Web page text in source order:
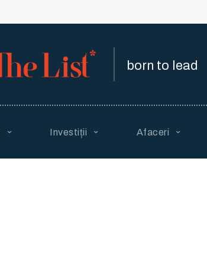
born to lead
Investiții Afaceri